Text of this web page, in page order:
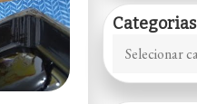
Categorias
Categorias